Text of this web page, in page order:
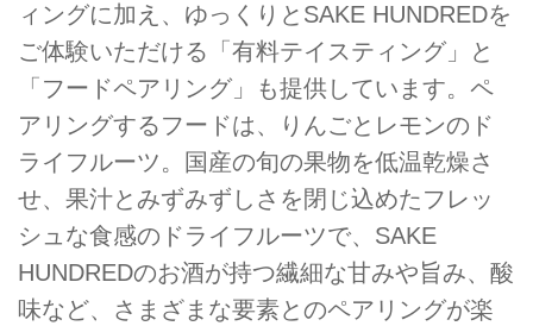
ィングに加え、ゆっくりとSAKE HUNDREDを
ご体験いただける「有料テイスティング」と
「フードペアリング」も提供しています。ペ
アリングするフードは、りんごとレモンのド
ライフルーツ。国産の旬の果物を低温乾燥さ
せ、果汁とみずみずしさを閉じ込めたフレッ
シュな食感のドライフルーツで、SAKE
HUNDREDのお酒が持つ繊細な甘みや旨み、酸
味など、さまざまな要素とのペアリングが楽